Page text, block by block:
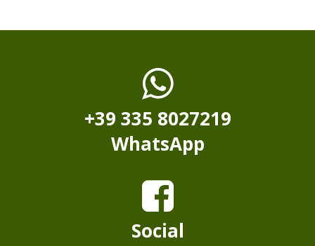
+39 335 8027219
WhatsApp
Social